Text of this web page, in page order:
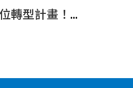
響應中小微企業數位轉型計畫！AI 行銷實戰課圓滿落幕